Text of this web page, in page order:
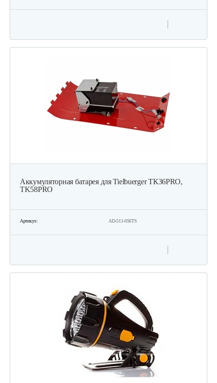
Аккумуляторная батарея для Tielbuerger ТК36PRO,
TK58PRO
Артикул: AD-511-056TS